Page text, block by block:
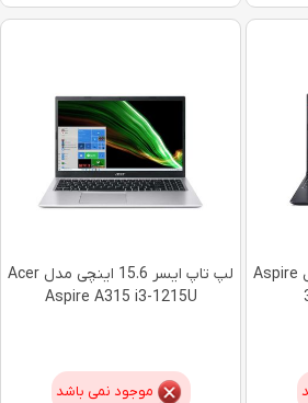
لپ تاپ 15 اینچی ایسر مدل Aspire
لپ تاپ ایسر 15.6 اینچی مدل Acer
Aspire A315 i3-1215U
موجود نمی باشد